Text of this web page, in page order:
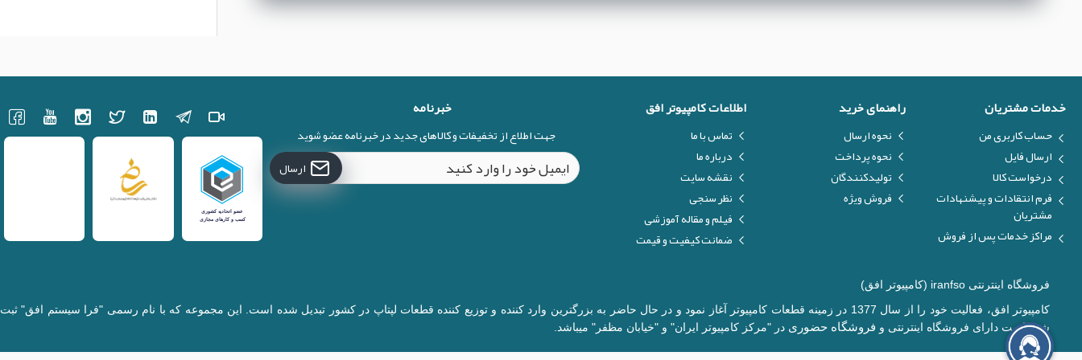
خدمات مشتریان
حساب کاربری من
ارسال فایل
درخواست کالا
فرم انتقادات و پیشنهادات
مشتریان
مراکز خدمات پس از فروش
راهنمای خرید
نحوه ارسال
نحوه پرداخت
تولیدکنندگان
فروش ویژه
اطلاعات کامپیوتر افق
تماس با ما
درباره ما
نقشه سایت
نظر سنجی
فیلم و مقاله آموزشی
ضمانت کیفیت و قیمت
خبرنامه
جهت اطلاع از تخفیفات و کالاهای جدید در خبرنامه عضو شوید
ارسال
فروشگاه اینترنتی iranfso (کامپیوتر افق)
کامپیوتر افق، فعالیت خود را از سال 1377 در زمینه قطعات کامپیوتر آغاز نمود و در حال حاضر به بزرگترین وارد کننده و توزیع کننده قطعات لپتاپ در کشور تبدیل شده است. این مجموعه که با نام رسمی "فرا سیستم افق" ثبت
شده است دارای فروشگاه اینترنتی و فروشگاه حضوری در "مرکز کامپیوتر ایران" و "خیابان مظفر" میباشد.